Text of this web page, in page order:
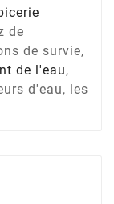
de
de survie,
de l'eau,
d'eau, les